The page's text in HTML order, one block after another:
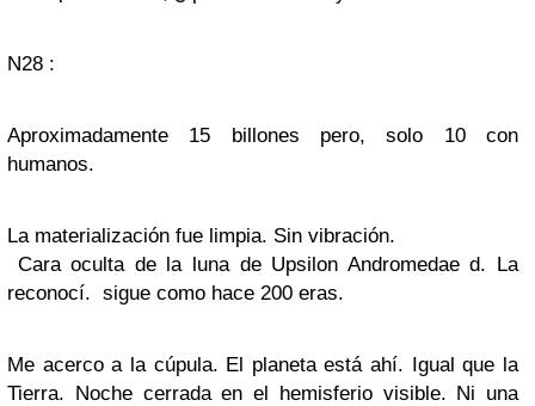
N28 :
Aproximadamente 15 billones pero, solo 10 con
humanos.
La materialización fue limpia. Sin vibración.
Cara oculta de la luna de Upsilon Andromedae d. La
reconocí. sigue como hace 200 eras.
Me acerco a la cúpula. El planeta está ahí. Igual que la
Tierra. Noche cerrada en el hemisferio visible. Ni una